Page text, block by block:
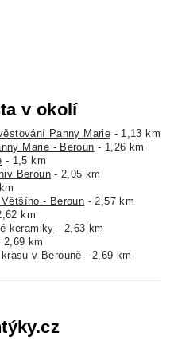
v okolí
Panny Marie - 1,13 km
Marie - Beroun - 1,26 km
- 1,5 km
Beroun- 2,05 km
- Beroun - 2,57 km
km
keramiky - 2,63 km
2,69 km
v Berouně - 2,69 km